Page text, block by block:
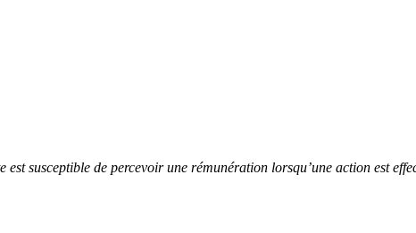
est susceptible de percevoir une rémunération lorsqu’une action est